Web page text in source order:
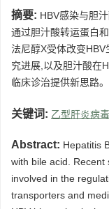
摘要: HBV感染与胆
通过胆汁酸转运蛋白
法尼醇X受体改变
究进展,以及胆汁酸在
临床诊治提供新思路。
关键词: 乙型肝炎病毒
Abstract: Hepatitis
with bile acid. Recent
involved in the
transporters and